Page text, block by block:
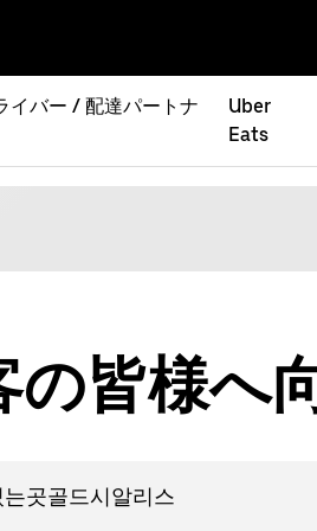
イバー / 配達パートナ
Uber
Eats
の皆様へ